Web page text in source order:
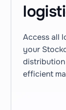
Access all
your
efficient